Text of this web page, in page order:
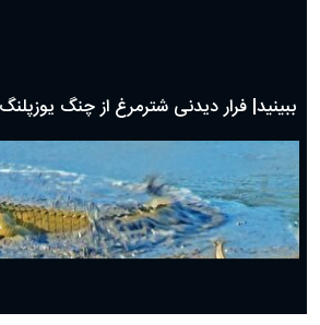
ببینید| فرار دیدنی شترمرغ از چنگ یوزپلنگ